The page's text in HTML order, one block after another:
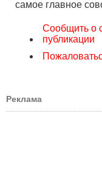
самое главное
Сообщить о
публикации
Реклама